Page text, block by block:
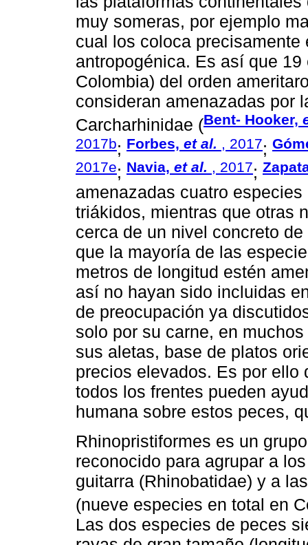
muy someras, por ejemplo
cual los coloca
antropogénica. Es así que
Colombia) del orden
consideran amenazadas por
Carcharhinidae (Bent- Hooker,
2017b; Forbes, et al. , 2017;
2017e; Navia, et al. , 2017;
amenazadas cuatro
triákidos, mientras que otras
cerca de un nivel concreto
que la mayoría de las
metros de longitud estén
así no hayan sido incluidas
de preocupación ya
solo por su carne, en
sus aletas, base de platos
precios elevados. Es por
todos los frentes pueden
humana sobre estos peces,
Rhinopristiformes es un
reconocido para agrupar a
guitarra (Rhinobatidae) y a
(nueve especies en total en
Las dos especies de peces